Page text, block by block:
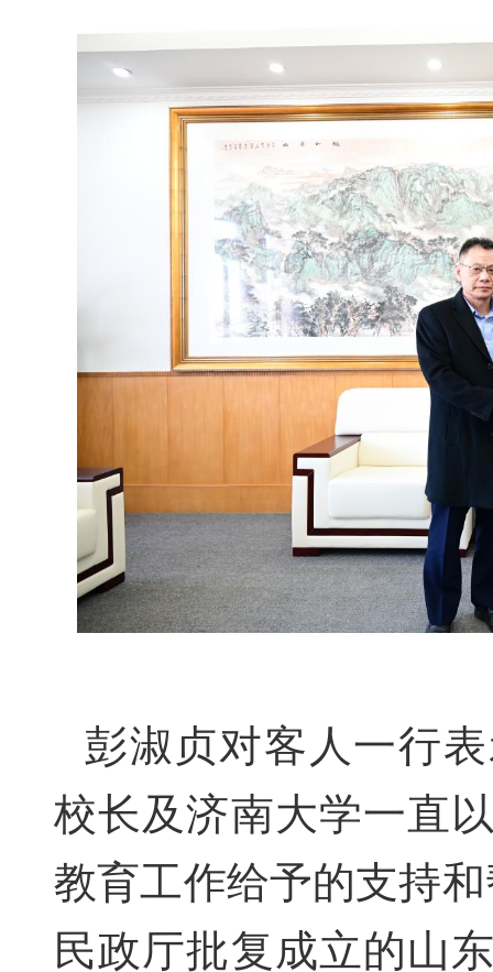
彭淑贞对客人一行
校长及济南大学一直
教育工作给予的支持
民政厅批复成立的山